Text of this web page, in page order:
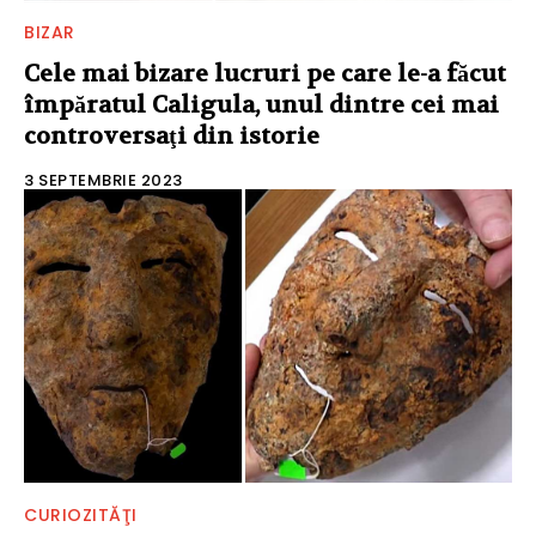
BIZAR
Cele mai bizare lucruri pe care le-a făcut
împăratul Caligula, unul dintre cei mai
controversaţi din istorie
3 SEPTEMBRIE 2023
CURIOZITĂŢI